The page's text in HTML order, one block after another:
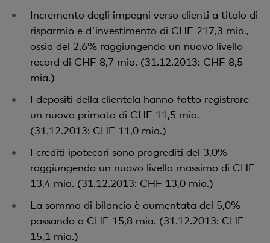
Incremento degli impegni verso clienti a titolo di
risparmio e d'investimento di CHF 217,3 mio.,
ossia del 2,6% raggiungendo un nuovo livello
record di CHF 8,7 mia. (31.12.2013: CHF 8,5
mia.)
I depositi della clientela hanno fatto registrare
un nuovo primato di CHF 11,5 mia.
(31.12.2013: CHF 11,0 mia.)
I crediti ipotecari sono progrediti del 3,0%
raggiungendo un nuovo livello massimo di CHF
13,4 mia. (31.12.2013: CHF 13,0 mia.)
La somma di bilancio è aumentata del 5,0%
passando a CHF 15,8 mia. (31.12.2013: CHF
15,1 mia.)